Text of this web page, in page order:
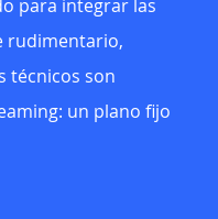
para integrar las
rudimentario,
técnicos son
un plano fijo